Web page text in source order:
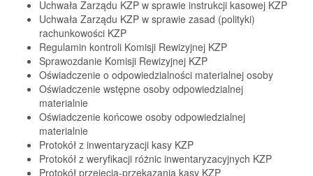
Uchwała Zarządu KZP w sprawie instrukcji kasowej KZP
Uchwała Zarządu KZP w sprawie zasad (polityki)
rachunkowości KZP
Regulamin kontroli Komisji Rewizyjnej KZP
Sprawozdanie Komisji Rewizyjnej KZP
Oświadczenie o odpowiedzialności materialnej osoby
Oświadczenie wstępne osoby odpowiedzialnej
materialnie
Oświadczenie końcowe osoby odpowiedzialnej
materialnie
Protokół z inwentaryzacji kasy KZP
Protokół z weryfikacji różnic inwentaryzacyjnych KZP
Protokół przejęcia-przekazania kasy KZP